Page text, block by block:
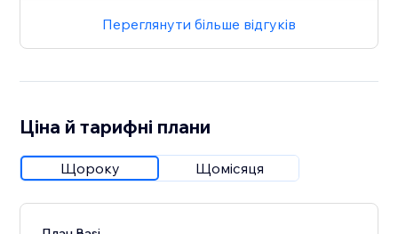
Переглянути більше відгуків
Ціна й тарифні плани
Щороку Щомісяця